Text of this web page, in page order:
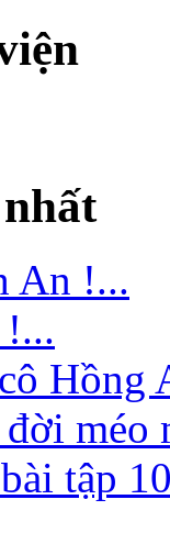
An !...
Hồng
méo
tập